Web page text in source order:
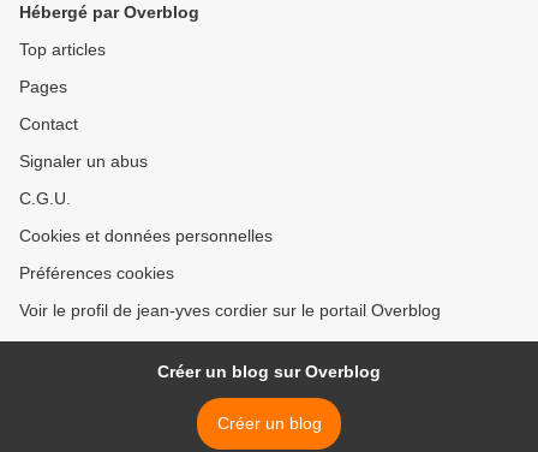
Hébergé par Overblog
Top articles
Pages
Contact
Signaler un abus
C.G.U.
Cookies et données personnelles
Préférences cookies
Voir le profil de jean-yves cordier sur le portail Overblog
Créer un blog sur Overblog
Créer un blog